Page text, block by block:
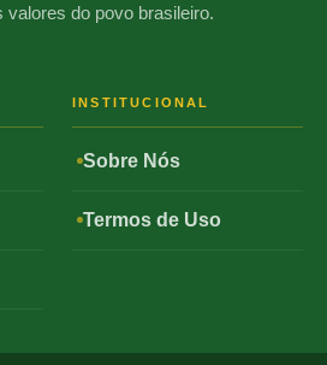
valores do povo brasileiro.
INSTITUCIONAL
Sobre Nós
Termos de Uso